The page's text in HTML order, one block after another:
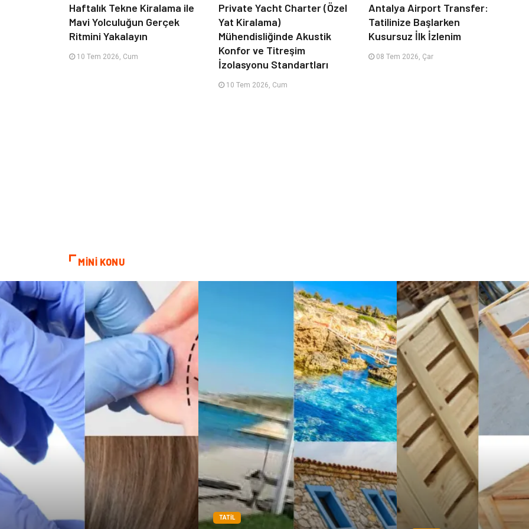
Haftalık Tekne Kiralama ile
Mavi Yolculuğun Gerçek
Ritmini Yakalayın
10 Tem 2026, Cum
Private Yacht Charter (Özel
Yat Kiralama)
Mühendisliğinde Akustik
Konfor ve Titreşim
İzolasyonu Standartları
10 Tem 2026, Cum
Antalya Airport Transfer:
Tatilinize Başlarken
Kusursuz İlk İzlenim
08 Tem 2026, Çar
MİNİ KONU
TATIL